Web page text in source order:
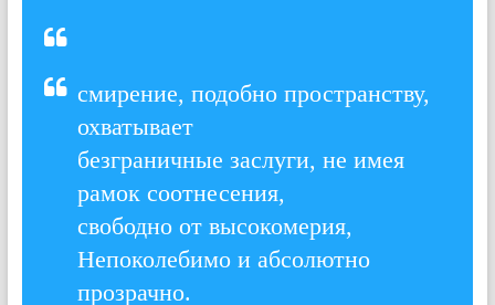
смирение, подобно пространству,
охватывает
безграничные заслуги, не имея
рамок соотнесения,
свободно от высокомерия,
Непоколебимо и абсолютно
прозрачно.